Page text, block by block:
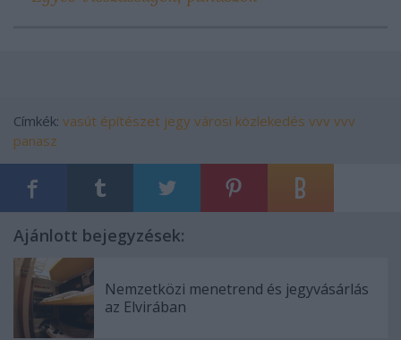
Címkék: vasút építészet jegy városi közlekedés vvv vvv
panasz
Ajánlott bejegyzések:
Nemzetközi menetrend és jegyvásárlás
az Elvirában